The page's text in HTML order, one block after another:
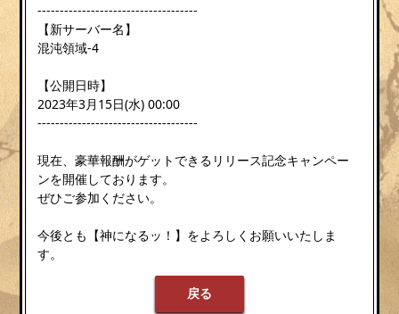
------------------------------------
【新サーバー名】
混沌領域-4
【公開日時】
2023年3月15日(水) 00:00
------------------------------------
現在、豪華報酬がゲットできるリリース記念キャンペー
ンを開催しております。
ぜひご参加ください。
今後とも【神になるッ！】をよろしくお願いいたしま
す。
戻る